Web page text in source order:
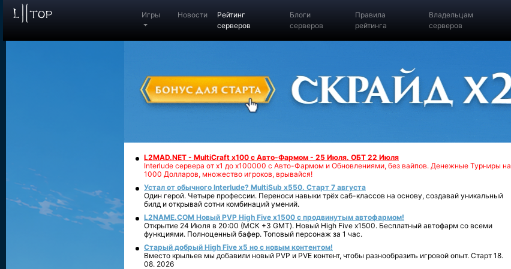
Игры Новости
Рейтинг
серверов
Блоги
серверов
Правила
рейтинга
Владельцам
серверов
L2MAD.NET - MultiCraft x100 с Авто-Фармом - 25 Июля. ОБТ 22 Июля
Interlude сервера от х1 до х100000 с Авто-Фармом и Обновлениями, без вайпов. Денежные Турниры на
1000 Долларов, множество игроков, врывайся!
Устал от обычного Interlude? MultiSub x550. Старт 7 августа
Один герой. Четыре профессии. Переноси навыки трёх саб-классов на основу, создавай уникальный
билд и открывай сотни комбинаций умений.
L2NAME.COM Новый PVP High Five x1500 с продвинутым автофармом!
Открытие 24 Июля в 20:00 (МСК +3 GMT). Новый High Five x1500. Бесплатный автофарм со всеми
функциями. Полноценный бафер. Топовый персонаж за 1 час.
Старый добрый High Five x5 но с новым контентом!
Вместо крыльев мы добавили новый PVP и PVE контент, чтобы разнообразить игровой опыт. Старт 18.
08. 2026